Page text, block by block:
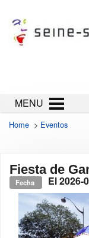
MENU
Home > Eventos
Fiesta de
Fecha El2026-